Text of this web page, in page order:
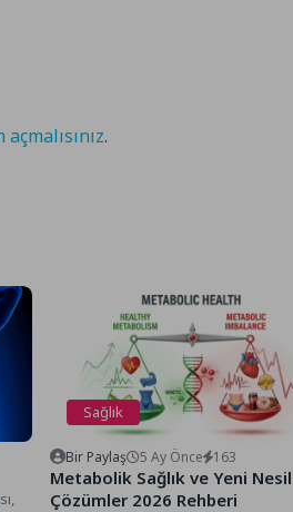
.
Sağlık
Bir Paylaş 5 Ay Önce 163
Metabolik Sağlık ve Yeni Nesil
Çözümler 2026 Rehberi